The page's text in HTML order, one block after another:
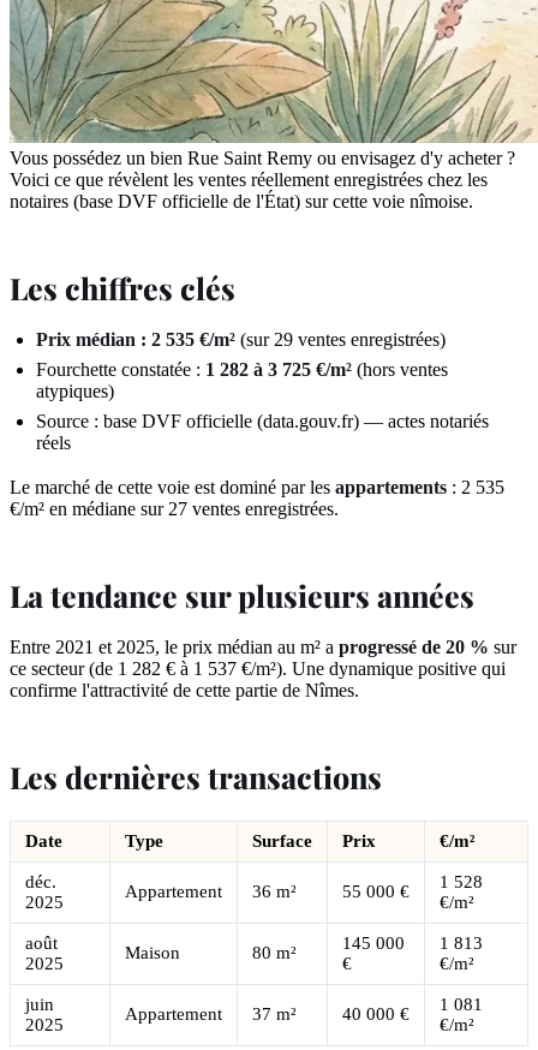
Vous possédez un bien Rue Saint Remy ou envisagez d'y acheter ?
Voici ce que révèlent les ventes réellement enregistrées chez les
notaires (base DVF officielle de l'État) sur cette voie nîmoise.
Les chiffres clés
Prix médian : 2 535 €/m² (sur 29 ventes enregistrées)
Fourchette constatée : 1 282 à 3 725 €/m² (hors ventes
atypiques)
Source : base DVF officielle (data.gouv.fr) — actes notariés
réels
Le marché de cette voie est dominé par les appartements : 2 535
€/m² en médiane sur 27 ventes enregistrées.
La tendance sur plusieurs années
Entre 2021 et 2025, le prix médian au m² a progressé de 20 % sur
ce secteur (de 1 282 € à 1 537 €/m²). Une dynamique positive qui
confirme l'attractivité de cette partie de Nîmes.
Les dernières transactions
Date Type Surface Prix €/m²
déc.
2025
Appartement 36 m² 55 000 €
1 528
€/m²
août
2025
Maison 80 m²
145 000
€
1 813
€/m²
juin
2025
Appartement 37 m² 40 000 €
1 081
€/m²